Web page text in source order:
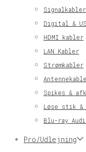
Signalkabler
Digital &
HDMI kabler
LAN Kabler
Strømkabler
Spikes &
Løse stik
Blu-ray
Pro/Udlejning